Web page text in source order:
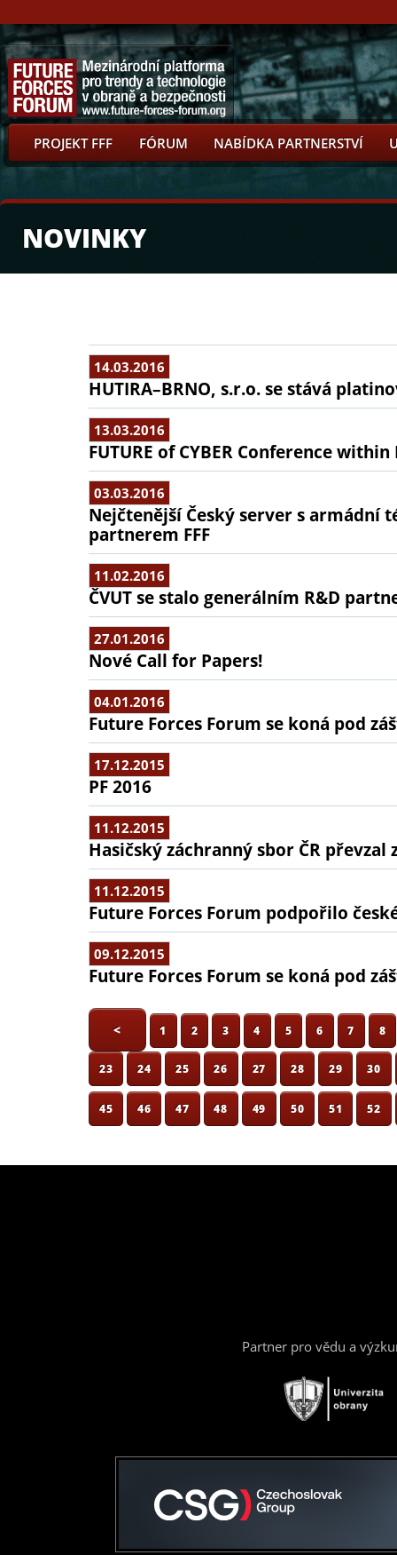
PROJEKT FFF FÓRUM NABÍDKA PARTNERSTVÍ
NOVINKY
14.03.2016
HUTIRA–BRNO, s.r.o. se stává
13.03.2016
FUTURE of CYBER Conference within
03.03.2016
Nejčtenější Český server s
partnerem FFF
11.02.2016
ČVUT se stalo generálním R&D
27.01.2016
Nové Call for Papers!
04.01.2016
Future Forces Forum se koná pod
17.12.2015
PF 2016
11.12.2015
Hasičský záchranný sbor ČR
11.12.2015
Future Forces Forum podpořilo
09.12.2015
Future Forces Forum se koná pod
< 1 2 3 4 5 6 7 8
23 24 25 26 27 28 29 30
45 46 47 48 49 50 51 52
Partner pro vědu a